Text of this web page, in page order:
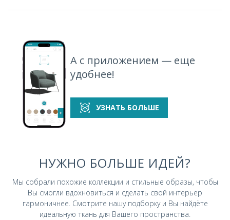
А с приложением — еще
удобнее!
УЗНАТЬ БОЛЬШЕ
НУЖНО БОЛЬШЕ ИДЕЙ?
Мы собрали похожие коллекции и стильные образы, чтобы
Вы смогли вдохновиться и сделать свой интерьер
гармоничнее. Смотрите нашу подборку и Вы найдёте
идеальную ткань для Вашего пространства.